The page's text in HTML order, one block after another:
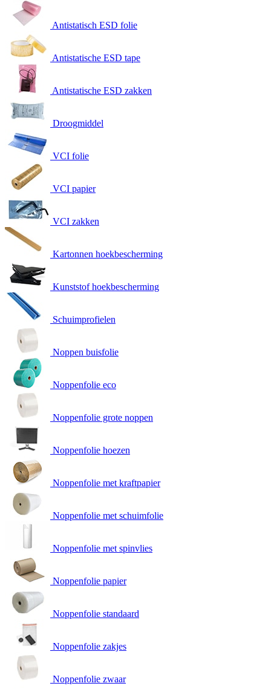
Antistatisch ESD folie
Antistatische ESD tape
Antistatische ESD zakken
Droogmiddel
VCI folie
VCI papier
VCI zakken
Kartonnen hoekbescherming
Kunststof hoekbescherming
Schuimprofielen
Noppen buisfolie
Noppenfolie eco
Noppenfolie grote noppen
Noppenfolie hoezen
Noppenfolie met kraftpapier
Noppenfolie met schuimfolie
Noppenfolie met spinvlies
Noppenfolie papier
Noppenfolie standaard
Noppenfolie zakjes
Noppenfolie zwaar